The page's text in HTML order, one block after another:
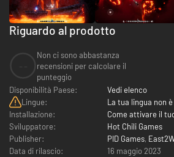
Riguardo al prodotto
Non ci sono abbastanza
recensioni per calcolare il
punteggio
Disponibilità Paese:
Vedi elenco
Lingue:
La tua lingua non
Installazione:
Come attivare il
Sviluppatore:
Hot Chili Games
Publisher:
PID Games,
Data di rilascio:
16 maggio 2023